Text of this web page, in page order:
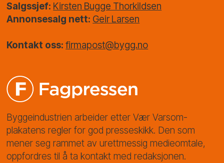
Salgssjef: Kirsten Bugge Thorkildsen
Annonsesalg nett: Geir Larsen
Kontakt oss:firmapost@bygg.no
Byggeindustrien arbeider etter Vær Varsom-
plakatens regler for god presseskikk. Den som
mener seg rammet av urettmessig medieomtale,
oppfordres til å ta kontakt med redaksjonen.